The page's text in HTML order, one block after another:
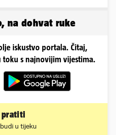
na dohvat ruke
iskustvo portala. Čitaj,
s najnovijim vijestima.
pratiti
u tijeku